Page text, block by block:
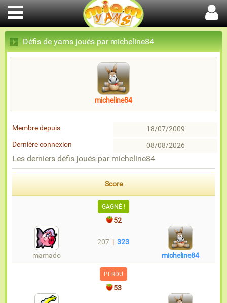
Défis de yams joués par micheline84
micheline84
Membre depuis
18/07/2009
Dernière connexion
08/08/2026
Les derniers défis joués par micheline84
Score
GAGNÉ !
52
mamado
207 |323
micheline84
PERDU
53